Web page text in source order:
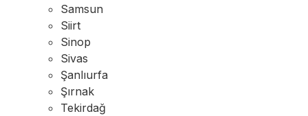
Samsun
Siirt
Sinop
Sivas
Şanlıurfa
Şırnak
Tekirdağ